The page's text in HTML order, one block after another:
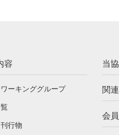
容
ーキンググループ
行物
当
関
会